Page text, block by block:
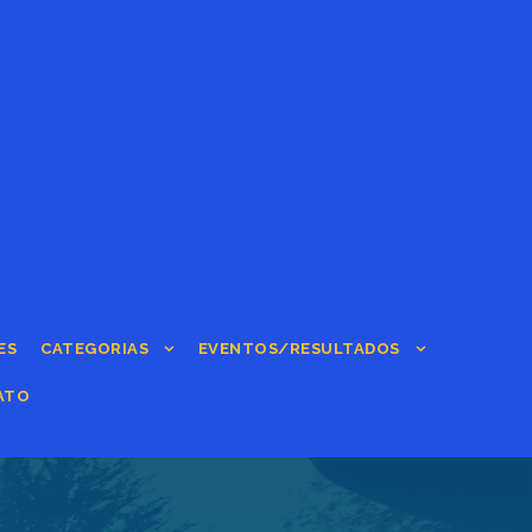
CATEGORIAS EVENTOS/RESULTADOS